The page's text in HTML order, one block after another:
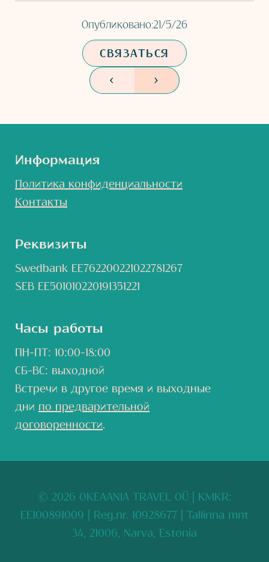
Опубликовано:21/5/26
СВЯЗАТЬСЯ
< >
Информация
Политика конфиденциальности
Контакты
Реквизиты
Swedbank EE762200221022781267
SEB EE501010220191351221
Часы работы
ПН-ПТ: 10:00-18:00
СБ-ВС: выходной
Встречи в другое время и выходные
дни по предварительной
договоренности.
© 2026 OKEAANIA TRAVEL OÜ
| KMKR:
EE100891009 | Reg.nr. 10928677 | Tallinna mnt
34, 21006, Narva, Estonia